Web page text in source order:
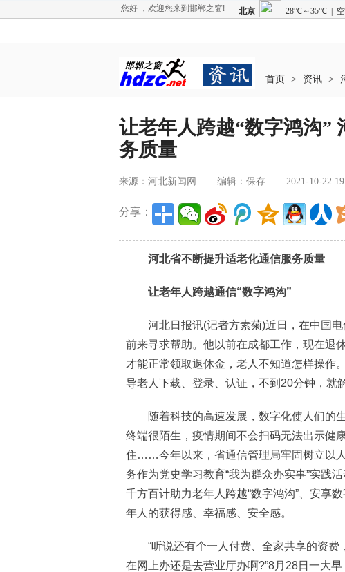
您好 ，欢迎您来到邯郸之窗!
首页 > 资讯 >
让老年人跨越“数字鸿沟”
务质量
来源：河北新闻网 编辑：保存 2021-10-22
分享：
河北省不断提升适老化通信服务质量
让老年人跨越通信“数字鸿沟”
河北日报讯(记者方素菊)近日，在中国电
前来寻求帮助。他以前在成都工作，现在退
才能正常领取退休金，老人不知道怎样操作
导老人下载、登录、认证，不到20分钟，就
随着科技的高速发展，数字化使人们的
终端很陌生，疫情期间不会扫码无法出示健
住……今年以来，省通信管理局牢固树立以
务作为党史学习教育“我为群众办实事”实践
千方百计助力老年人跨越“数字鸿沟”、安享
年人的获得感、幸福感、安全感。
“听说还有个一人付费、全家共享的资费
在网上办还是去营业厅办啊?”8月28日一大